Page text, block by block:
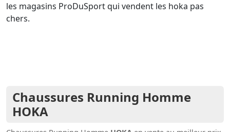
les magasins ProDuSport qui vendent les hoka pas
chers.
Chaussures Running Homme
HOKA